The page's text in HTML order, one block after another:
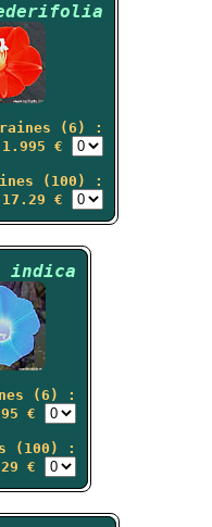
(6) :
1.995 €
(100) :
17.29 €
indica
(6) :
€
(100) :
€